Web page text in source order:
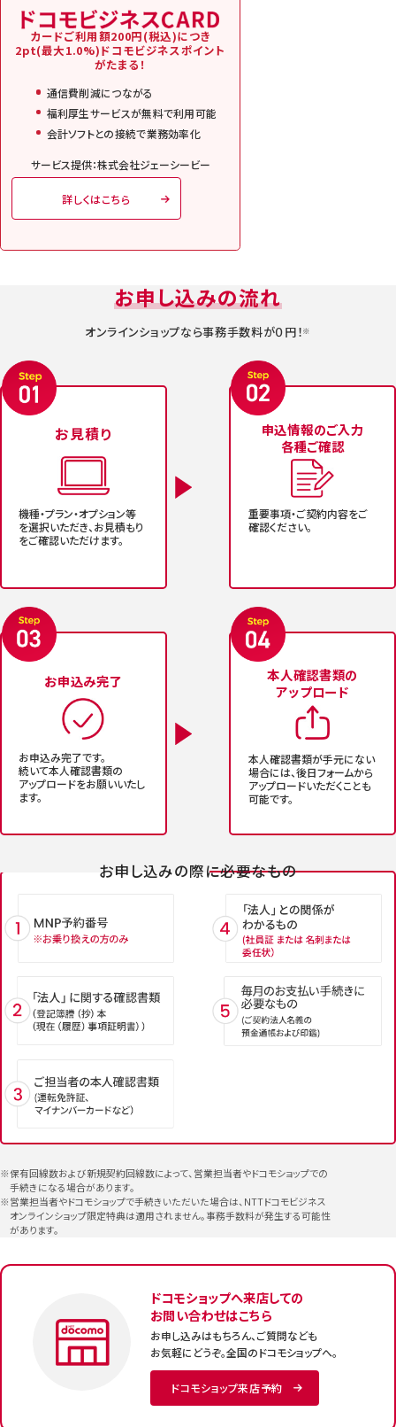
カードご利用額200円(税込)につき
2pt(最大1.0%)ドコモビジネスポイント
がたまる！
通信費削減につながる
福利厚生サービスが無料で利用可能
会計ソフトとの接続で業務効率化
サービス提供：株式会社ジェーシービー
詳しくはこちら
お申し込みの流れ
オンラインショップなら事務手数料が０円！※
お見積り
機種・プラン・オプション等
を選択いただき、お見積もり
をご確認いただけます。
申込情報のご入力
各種ご確認
重要事項・ご契約内容をご
確認ください。
お申込み完了
お申込み完了です。
続いて本人確認書類の
アップロードをお願いいたし
ます。
本人確認書類の
アップロード
本人確認書類が手元にない
場合には、後日フォームから
アップロードいただくことも
可能です。
お申し込みの際に必要なもの
※保有回線数および新規契約回線数によって、営業担当者やドコモショップでの
手続きになる場合があります。
※ 営業担当者やドコモショップで手続きいただいた場合は、NTTドコモビジネス
オンラインショップ限定特典は適用されません。事務手数料が発生する可能性
があります。
ドコモショップへ来店しての
お問い合わせはこちら
お申し込みはもちろん、ご質問なども
お気軽にどうぞ。全国のドコモショップへ。
ドコモショップ来店予約